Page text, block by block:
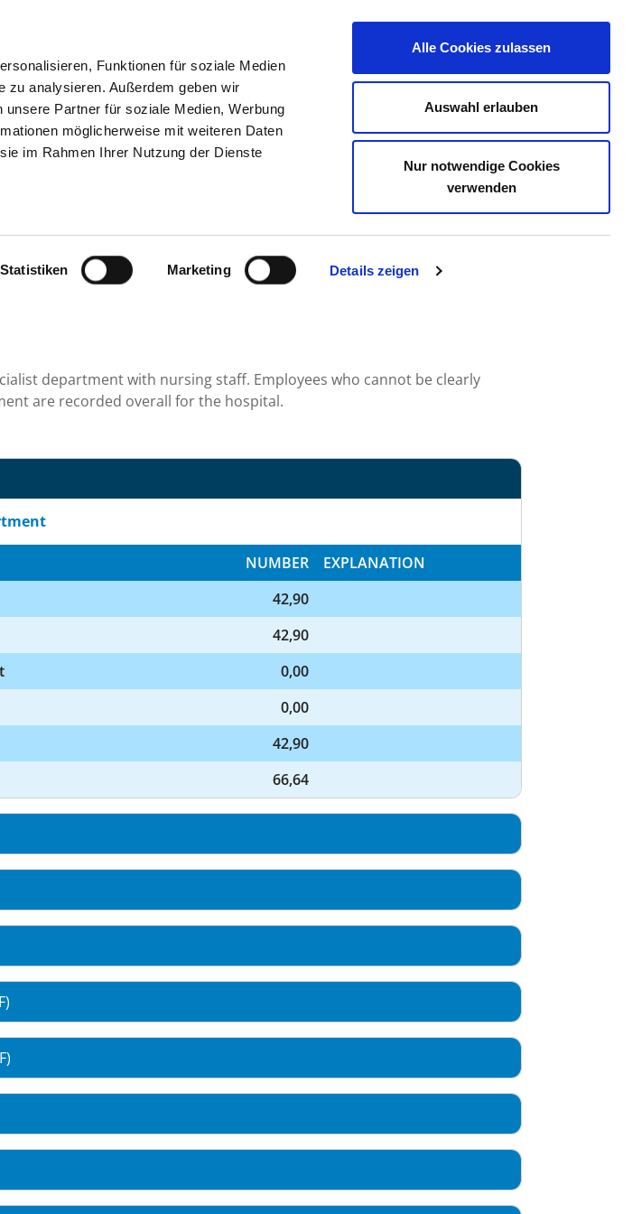
Funktionen für soziale Medien
zu analysieren. Außerdem geben wir
Partner für soziale Medien, Werbung
möglicherweise mit weiteren Daten
im Rahmen Ihrer Nutzung der Dienste
Statistiken Marketing Details zeigen
Alle Cookies zulassen
Auswahl erlauben
Nur notwendige Cookies
verwenden
TIPS & HELP THE GHD CONTACT YOUR OPINION
department with nursing staff. Employees who cannot be clearly
are recorded overall for the hospital.
NUMBER
EXPLANATION
42,90
42,90
0,00
0,00
42,90
66,64